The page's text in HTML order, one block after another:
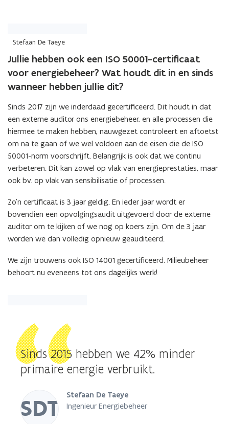
Stefaan De Taeye
Jullie hebben ook een ISO 50001-certificaat
voor energiebeheer? Wat houdt dit in en sinds
wanneer hebben jullie dit?
Sinds 2017 zijn we inderdaad gecertificeerd. Dit houdt in dat
een externe auditor ons energiebeheer, en alle processen die
hiermee te maken hebben, nauwgezet controleert en aftoetst
om na te gaan of we wel voldoen aan de eisen die de ISO
50001-norm voorschrijft. Belangrijk is ook dat we continu
verbeteren. Dit kan zowel op vlak van energieprestaties, maar
ook bv. op vlak van sensibilisatie of processen.
Zo’n certificaat is 3 jaar geldig. En ieder jaar wordt er
bovendien een opvolgingsaudit uitgevoerd door de externe
auditor om te kijken of we nog op koers zijn. Om de 3 jaar
worden we dan volledig opnieuw geauditeerd.
We zijn trouwens ook ISO 14001 gecertificeerd. Milieubeheer
behoort nu eveneens tot ons dagelijks werk!
Sinds 2015 hebben we 42% minder
primaire energie verbruikt.
SDT Stefaan De Taeye
Ingenieur Energiebeheer